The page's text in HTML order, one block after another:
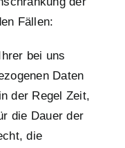
Fällen:
bei uns
Daten
der Regel Zeit,
die Dauer der
die